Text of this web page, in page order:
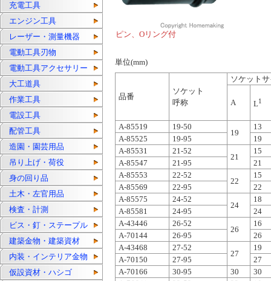
充電工具
エンジン工具
レーザー・測量機器
電動工具刃物
電動工具アクセサリー
大工道具
作業工具
電設工具
配管工具
造園・園芸用品
吊り上げ・荷役
身の回り品
土木・左官用品
検査・計測
ビス・釘・ステープル
建築金物・建築資材
内装・インテリア金物
仮設資材・ハシゴ
ピン、Oリング付
単位(mm)
品番
ソケット
呼称
ソケット
A L1
A-85519 19-50
19
13
A-85525
19-95
19
A-85531
21-52
21
15
A-85547
21-95
21
A-85553
22-52
22
15
A-85569
22-95
22
A-85575
24-52
24
18
A-85581
24-95
24
A-43446
26-52
26
16
A-70144
26-95
26
A-43468
27-52
27
19
A-70150
27-95
27
A-70166
30-95 30
30